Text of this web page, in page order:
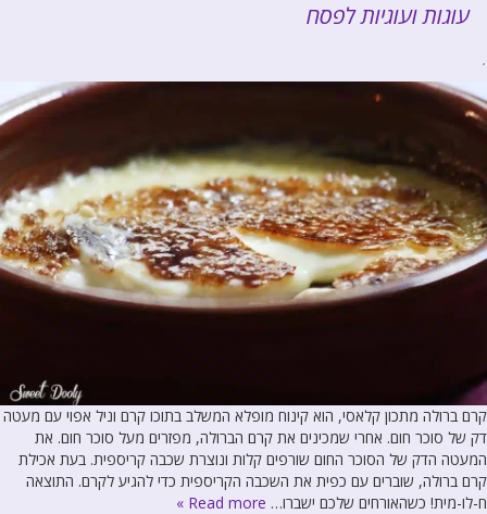
עוגות ועוגיות לפסח
.
קרם ברולה מתכון קלאסי, הוא קינוח מופלא המשלב בתוכו קרם וניל אפוי עם מעטה
דק של סוכר חום. אחרי שמכינים את קרם הברולה, מפזרים מעל סוכר חום. את
המעטה הדק של הסוכר החום שורפים קלות ונוצרת שכבה קריספית. בעת אכילת
קרם ברולה, שוברים עם כפית את השכבה הקריספית כדי להגיע לקרם. התוצאה
ח-לו-מית! כשהאורחים שלכם ישברו… Read more »